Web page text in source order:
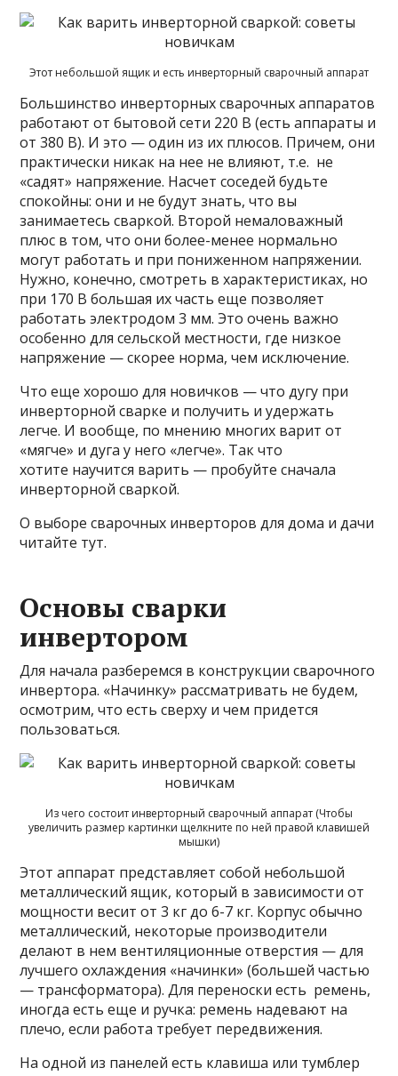
Этот небольшой ящик и есть инверторный сварочный аппарат
Большинство инверторных сварочных аппаратов
работают от бытовой сети 220 В (есть аппараты и
от 380 В). И это — один из их плюсов. Причем, они
практически никак на нее не влияют, т.е. не
«садят» напряжение. Насчет соседей будьте
спокойны: они и не будут знать, что вы
занимаетесь сваркой. Второй немаловажный
плюс в том, что они более-менее нормально
могут работать и при пониженном напряжении.
Нужно, конечно, смотреть в характеристиках, но
при 170 В большая их часть еще позволяет
работать электродом 3 мм. Это очень важно
особенно для сельской местности, где низкое
напряжение — скорее норма, чем исключение.
Что еще хорошо для новичков — что дугу при
инверторной сварке и получить и удержать
легче. И вообще, по мнению многих варит от
«мягче» и дуга у него «легче». Так что
хотите научится варить — пробуйте сначала
инверторной сваркой.
О выборе сварочных инверторов для дома и дачи
читайте тут.
Основы сварки
инвертором
Для начала разберемся в конструкции сварочного
инвертора. «Начинку» рассматривать не будем,
осмотрим, что есть сверху и чем придется
пользоваться.
Из чего состоит инверторный сварочный аппарат (Чтобы
увеличить размер картинки щелкните по ней правой клавишей
мышки)
Этот аппарат представляет собой небольшой
металлический ящик, который в зависимости от
мощности весит от 3 кг до 6-7 кг. Корпус обычно
металлический, некоторые производители
делают в нем вентиляционные отверстия — для
лучшего охлаждения «начинки» (большей частью
— трансформатора). Для переноски есть ремень,
иногда есть еще и ручка: ремень надевают на
плечо, если работа требует передвижения.
На одной из панелей есть клавиша или тумблер